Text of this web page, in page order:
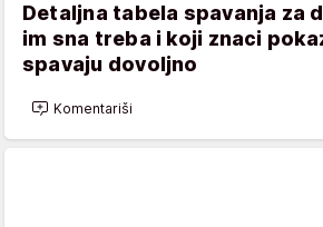
Detaljna tabela spavanja za
im sna treba i koji znaci
spavaju dovoljno
Komentariši